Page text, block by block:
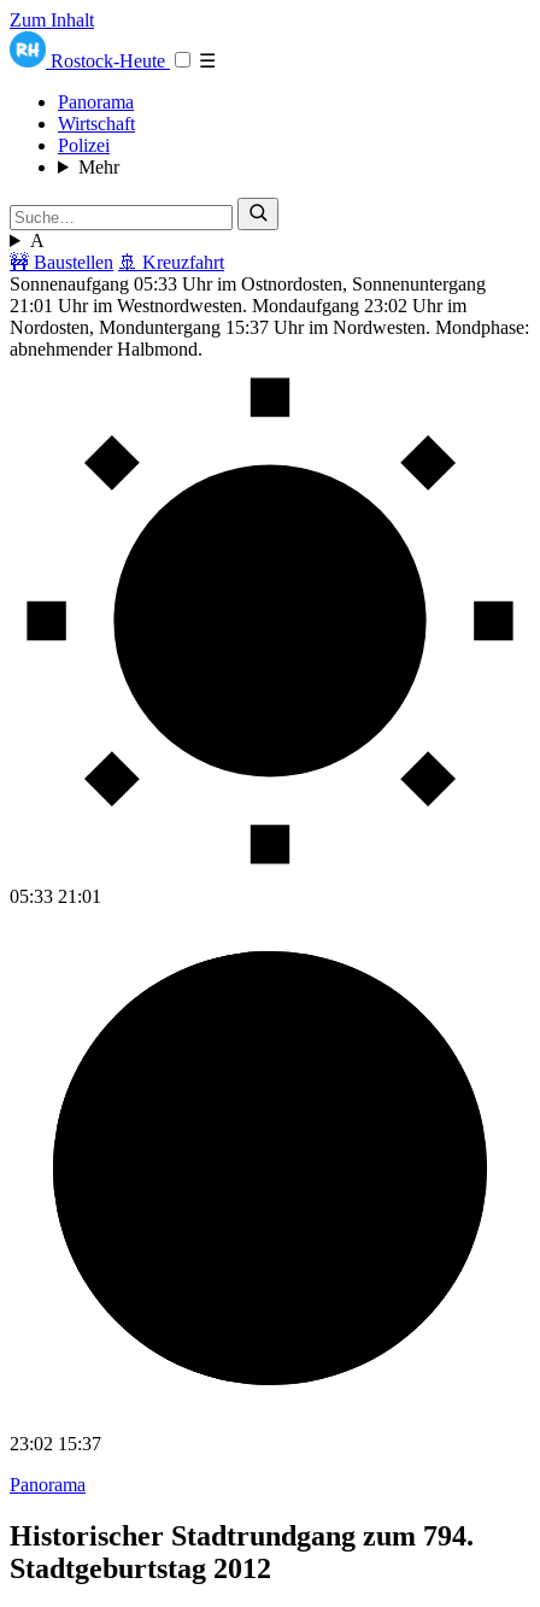
Zum Inhalt
Rostock-Heute
☰
Panorama
Wirtschaft
Polizei
Mehr
A
🚧 Baustellen 🚢 Kreuzfahrt
Sonnenaufgang 05:33 Uhr im Ostnordosten, Sonnenuntergang
21:01 Uhr im Westnordwesten. Mondaufgang 23:02 Uhr im
Nordosten, Monduntergang 15:37 Uhr im Nordwesten. Mondphase:
abnehmender Halbmond.
05:33 21:01
23:02 15:37
Panorama
Historischer Stadtrundgang zum 794.
Stadtgeburtstag 2012